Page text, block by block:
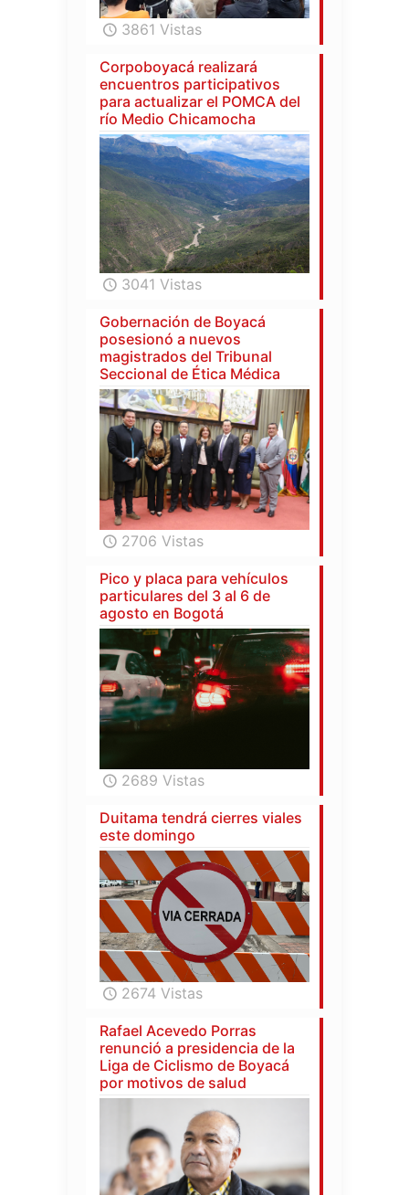
3861 Vistas
Corpoboyacá realizará
encuentros participativos
para actualizar el POMCA del
río Medio Chicamocha
3041 Vistas
Gobernación de Boyacá
posesionó a nuevos
magistrados del Tribunal
Seccional de Ética Médica
2706 Vistas
Pico y placa para vehículos
particulares del 3 al 6 de
agosto en Bogotá
2689 Vistas
Duitama tendrá cierres viales
este domingo
2674 Vistas
Rafael Acevedo Porras
renunció a presidencia de la
Liga de Ciclismo de Boyacá
por motivos de salud